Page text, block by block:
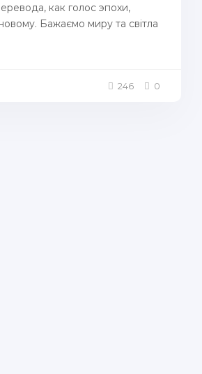
как голос эпохи,
Бажаємо миру та світла
246 0